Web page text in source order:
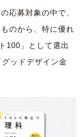
応募対象の中で、
のから、特に優れ
100」として選出
ッドデザイン金